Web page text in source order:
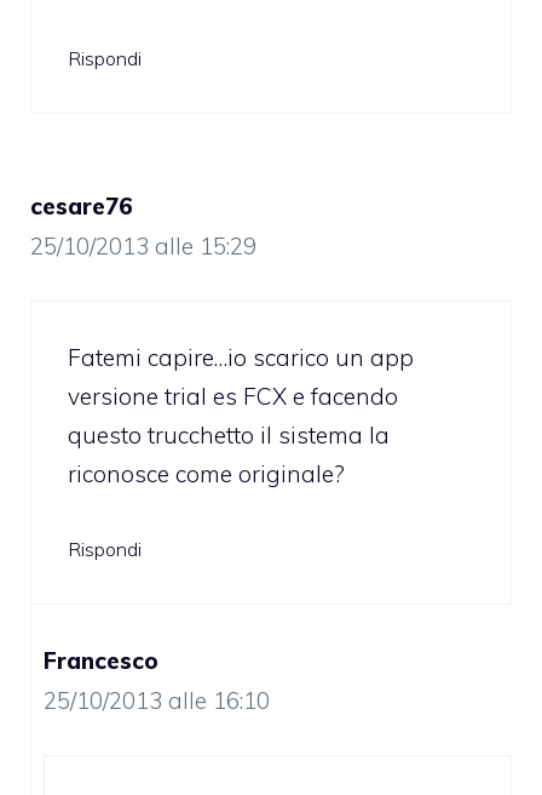
Rispondi
cesare76
25/10/2013 alle 15:29
Fatemi capire…io scarico un app
versione trial es FCX e facendo
questo trucchetto il sistema la
riconosce come originale?
Rispondi
Francesco
25/10/2013 alle 16:10